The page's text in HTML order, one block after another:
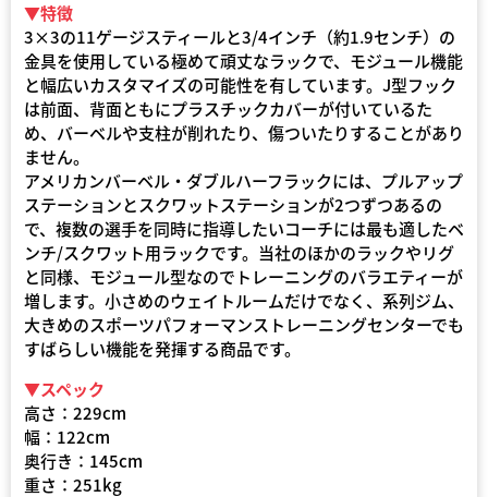
▼特徴
3×3の11ゲージスティールと3/4インチ（約1.9センチ）の
金具を使用している極めて頑丈なラックで、モジュール機能
と幅広いカスタマイズの可能性を有しています。J型フック
は前面、背面ともにプラスチックカバーが付いているた
め、バーベルや支柱が削れたり、傷ついたりすることがあり
ません。
アメリカンバーベル・ダブルハーフラックには、プルアップ
ステーションとスクワットステーションが2つずつあるの
で、複数の選手を同時に指導したいコーチには最も適したベ
ンチ/スクワット用ラックです。当社のほかのラックやリグ
と同様、モジュール型なのでトレーニングのバラエティーが
増します。小さめのウェイトルームだけでなく、系列ジム、
大きめのスポーツパフォーマンストレーニングセンターでも
すばらしい機能を発揮する商品です。
▼スペック
高さ：229cm
幅：122cm
奥行き：145cm
重さ：251kg